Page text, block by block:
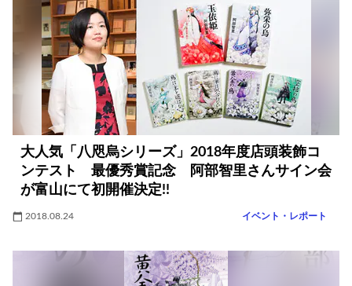
大人気「八咫烏シリーズ」2018年度店頭装飾コ
ンテスト 最優秀賞記念 阿部智里さんサイン会
が富山にて初開催決定!!
2018.08.24 イベント・レポート